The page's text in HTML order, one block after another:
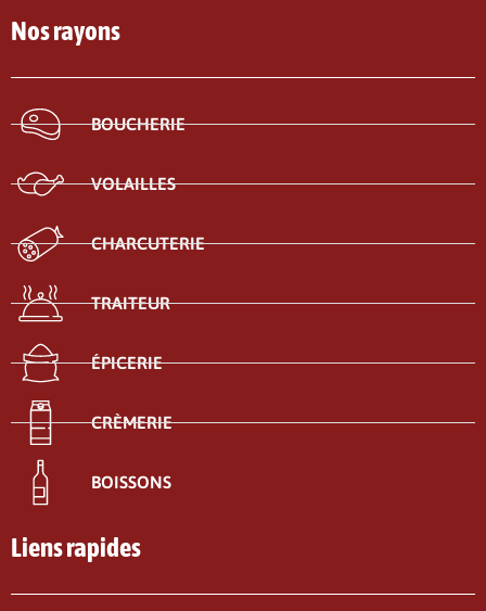
Nos rayons
BOUCHERIE
VOLAILLES
CHARCUTERIE
TRAITEUR
ÉPICERIE
CRÈMERIE
BOISSONS
Liens rapides